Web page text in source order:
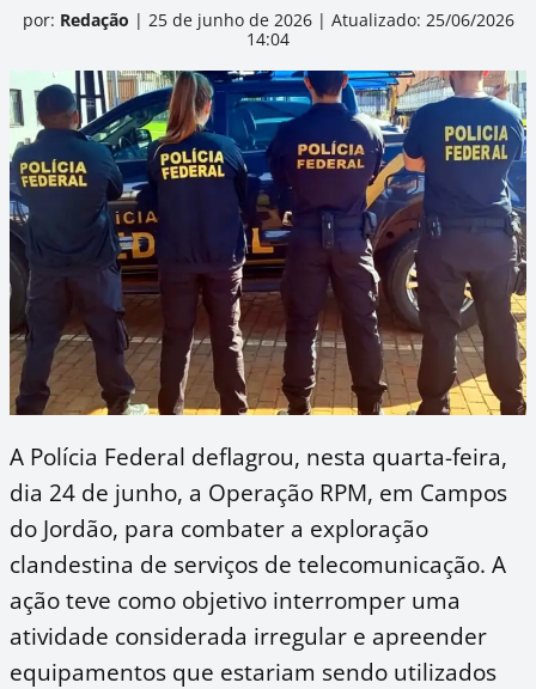
por: Redação | 25 de junho de 2026 | Atualizado: 25/06/2026
14:04
A Polícia Federal deflagrou, nesta quarta-feira,
dia 24 de junho, a Operação RPM, em Campos
do Jordão, para combater a exploração
clandestina de serviços de telecomunicação. A
ação teve como objetivo interromper uma
atividade considerada irregular e apreender
equipamentos que estariam sendo utilizados